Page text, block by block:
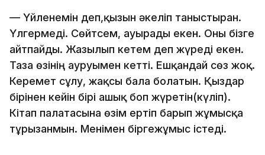
—Үйленемін деп,қызын әкеліп таныстырған.
Үлгермеді. Сөйтсем, ауырады екен. Оны бізге
айтпайды. Жазылып кетем деп жүреді екен.
Таза өзінің ауруымен кетті. Ешқандай сөз жоқ.
Керемет сұлу, жақсы бала болатын. Қыздар
бірінен кейін бірі ғашық боп жүретін(күліп).
Кітап палатасына өзім ертіп барып жұмысқа
тұрғызғанмын. Менімен біргежұмыс істеді.